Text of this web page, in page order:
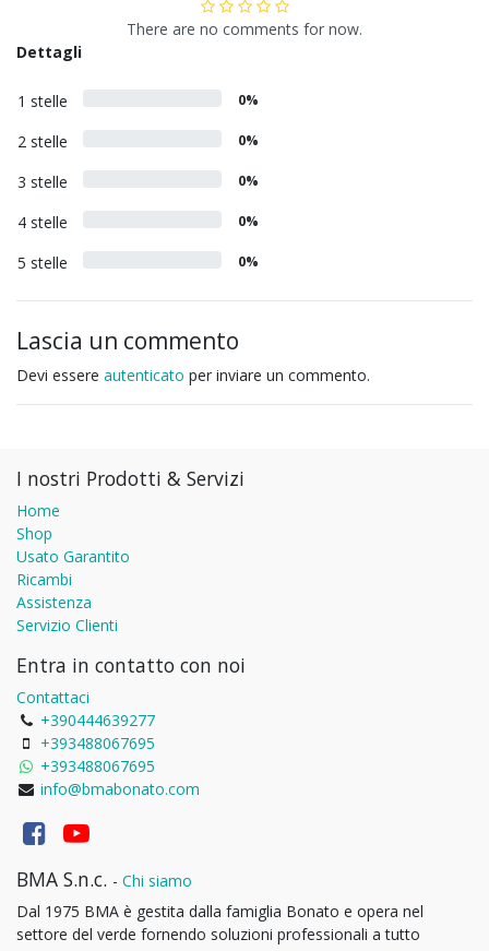
There are no comments for now.
Dettagli
1 stelle 0%
2 stelle 0%
3 stelle 0%
4 stelle 0%
5 stelle 0%
Lascia un commento
Devi essere autenticato per inviare un commento.
I nostri Prodotti & Servizi
Home
Shop
Usato Garantito
Ricambi
Assistenza
Servizio Clienti
Entra in contatto con noi
Contattaci
+390444639277
+393488067695
+393488067695
info@bmabonato.com
BMA S.n.c. - Chi siamo
Dal 1975 BMA è gestita dalla famiglia Bonato e opera nel
settore del verde fornendo soluzioni professionali a tutto